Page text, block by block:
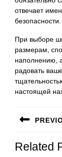
отвечает
безопасности.
При выборе
размерам,
наполнению,
радовать
настоящей
по
записям
запись:
Related